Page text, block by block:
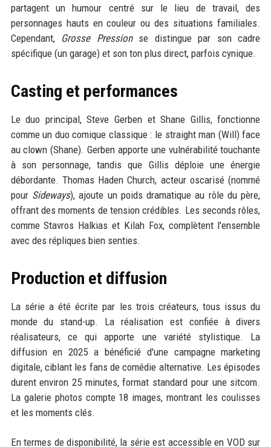
partagent un humour centré sur le lieu de travail, des
personnages hauts en couleur ou des situations familiales.
Cependant, Grosse Pressionse distingue par son cadre
spécifique (un garage) et son ton plus direct, parfois cynique.
Casting et performances
Le duo principal, Steve Gerben et Shane Gillis, fonctionne
comme un duo comique classique : le straight man (Will) face
au clown (Shane). Gerben apporte une vulnérabilité touchante
à son personnage, tandis que Gillis déploie une énergie
débordante. Thomas Haden Church, acteur oscarisé (nommé
pour Sideways), ajoute un poids dramatique au rôle du père,
offrant des moments de tension crédibles. Les seconds rôles,
comme Stavros Halkias et Kilah Fox, complètent l'ensemble
avec des répliques bien senties.
Production et diffusion
La série a été écrite par les trois créateurs, tous issus du
monde du stand-up. La réalisation est confiée à divers
réalisateurs, ce qui apporte une variété stylistique. La
diffusion en 2025 a bénéficié d'une campagne marketing
digitale, ciblant les fans de comédie alternative. Les épisodes
durent environ 25 minutes, format standard pour une sitcom.
La galerie photos compte 18 images, montrant les coulisses
et les moments clés.
En termes de disponibilité, la série est accessible en VOD sur